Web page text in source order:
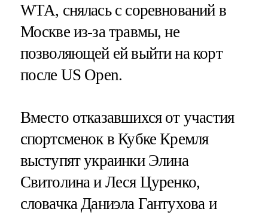
WТА, снялась с соревнований в
Москве из-за травмы, не
позволяющей ей выйти на корт
после US Open.
Вместо отказавшихся от участия
спортсменок в Кубке Кремля
выступят украинки Элина
Свитолина и Леся Цуренко,
словачка Даниэла Гантухова и